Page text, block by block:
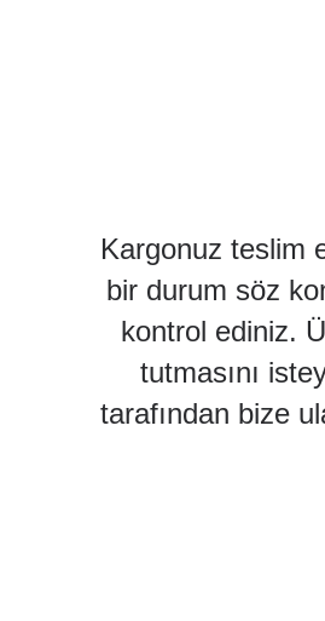
Kargonuz teslim
bir durum söz
kontrol ediniz.
tutmasını
tarafından bize